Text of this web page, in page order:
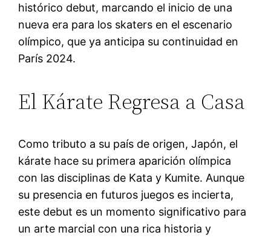
histórico debut, marcando el inicio de una
nueva era para los skaters en el escenario
olímpico, que ya anticipa su continuidad en
París 2024.
El Kárate Regresa a Casa
Como tributo a su país de origen, Japón, el
kárate hace su primera aparición olímpica
con las disciplinas de Kata y Kumite. Aunque
su presencia en futuros juegos es incierta,
este debut es un momento significativo para
un arte marcial con una rica historia y